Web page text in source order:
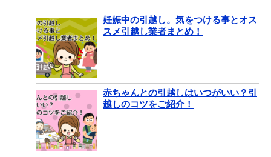
妊娠中の引越し。気をつける事とオス
スメ引越し業者まとめ！
赤ちゃんとの引越しはいつがいい？引
越しのコツをご紹介！